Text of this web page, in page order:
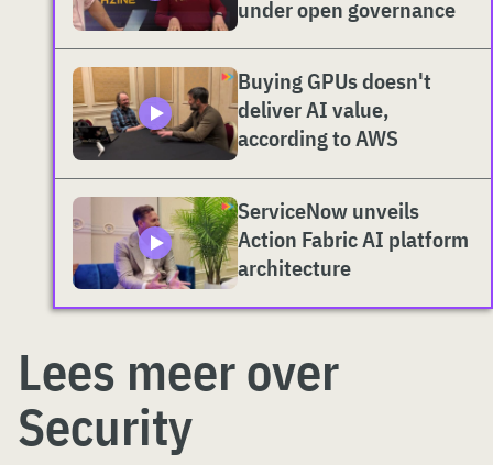
under open governance
Buying GPUs doesn't
deliver AI value,
according to AWS
ServiceNow unveils
Action Fabric AI platform
architecture
Lees meer over
Security